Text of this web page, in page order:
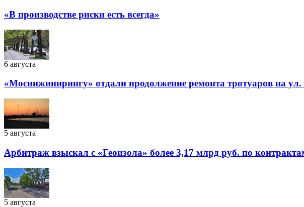
«В производстве риски есть всегда»
6 августа
«Мосинжинирингу» отдали продолжение ремонта тротуаров на ул.
5 августа
Арбитраж взыскал с «Геоизола» более 3,17 млрд руб. по
5 августа